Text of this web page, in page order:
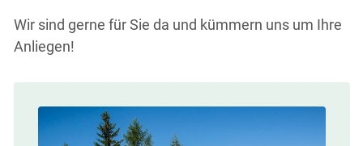
Wir sind gerne für Sie da und kümmern uns um Ihre
Anliegen!